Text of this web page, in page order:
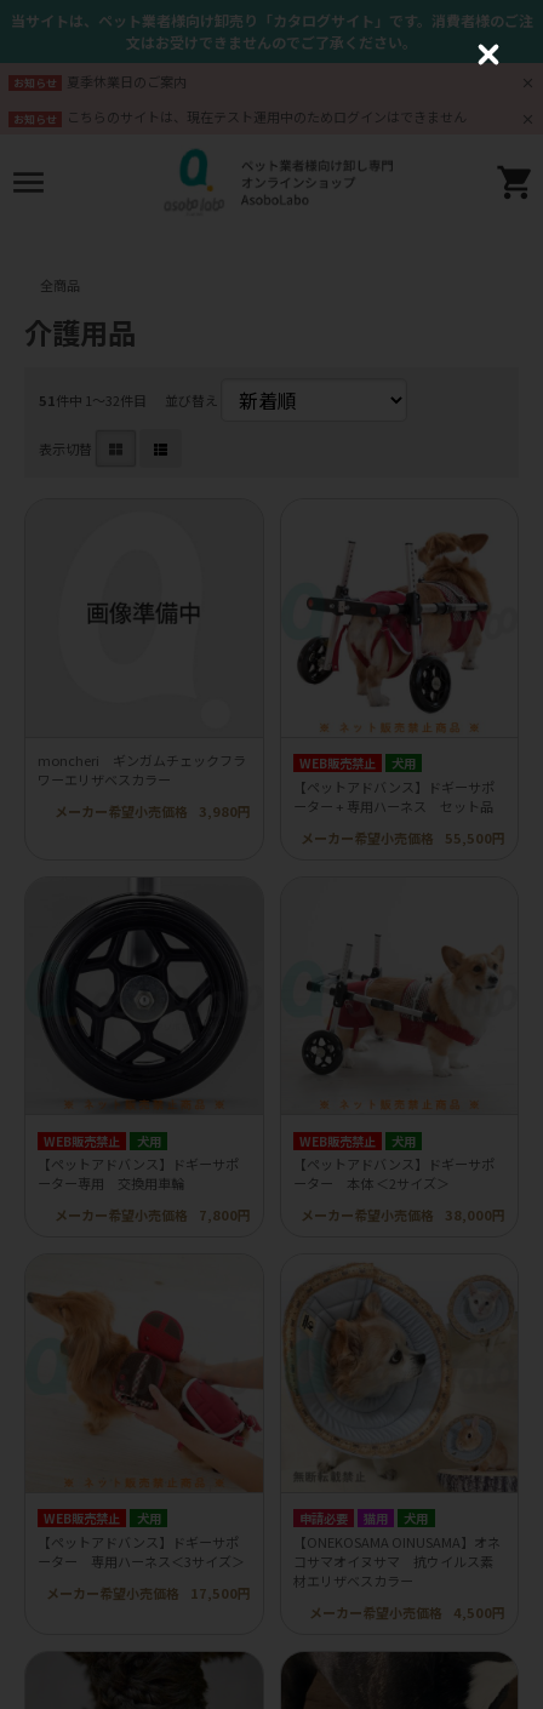
当サイトは、ペット業者様向け卸売り「カタログサイト」です。消費者様のご注
文はお受けできませんのでご了承ください。
お知らせ 夏季休業日のご案内
お知らせ こちらのサイトは、現在テスト運用中のためログインはできません
全商品
介護用品
51件中 1〜32件目 並び替え
表示切替
moncheri ギンガムチェックフラ
ワーエリザベスカラー
メーカー希望小売価格
3,980円
WEB販売禁止 犬用
【ペットアドバンス】ドギーサポ
ーター + 専用ハーネス セット品
メーカー希望小売価格
55,500円
WEB販売禁止 犬用
【ペットアドバンス】ドギーサポ
ーター専用 交換用車輪
メーカー希望小売価格
7,800円
WEB販売禁止 犬用
【ペットアドバンス】ドギーサポ
ーター 本体 ＜2サイズ＞
メーカー希望小売価格
38,000円
WEB販売禁止 犬用
【ペットアドバンス】ドギーサポ
ーター 専用ハーネス＜3サイズ＞
メーカー希望小売価格
17,500円
申請必要 猫用 犬用
【ONEKOSAMA OINUSAMA】オネ
コサマオイヌサマ 抗ウイルス素
材エリザベスカラー
メーカー希望小売価格
4,500円
C